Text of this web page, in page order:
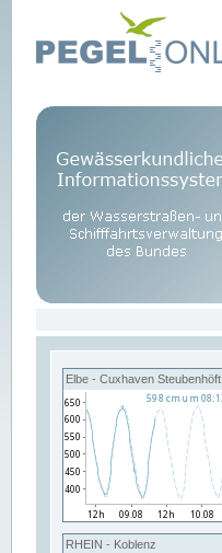
Elbe - Cuxhaven Steubenhöft
RHEIN - Koblenz